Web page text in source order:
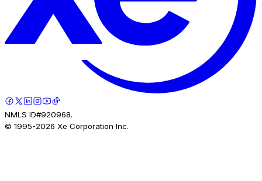
NMLS ID#920968.
© 1995-2026 Xe Corporation Inc.